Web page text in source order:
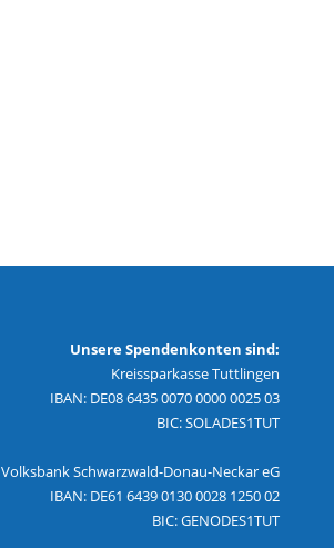
Unsere Spendenkonten sind:
Kreissparkasse Tuttlingen
IBAN: DE08 6435 0070 0000 0025 03
BIC: SOLADES1TUT
Volksbank Schwarzwald-Donau-Neckar eG
IBAN: DE61 6439 0130 0028 1250 02
BIC: GENODES1TUT